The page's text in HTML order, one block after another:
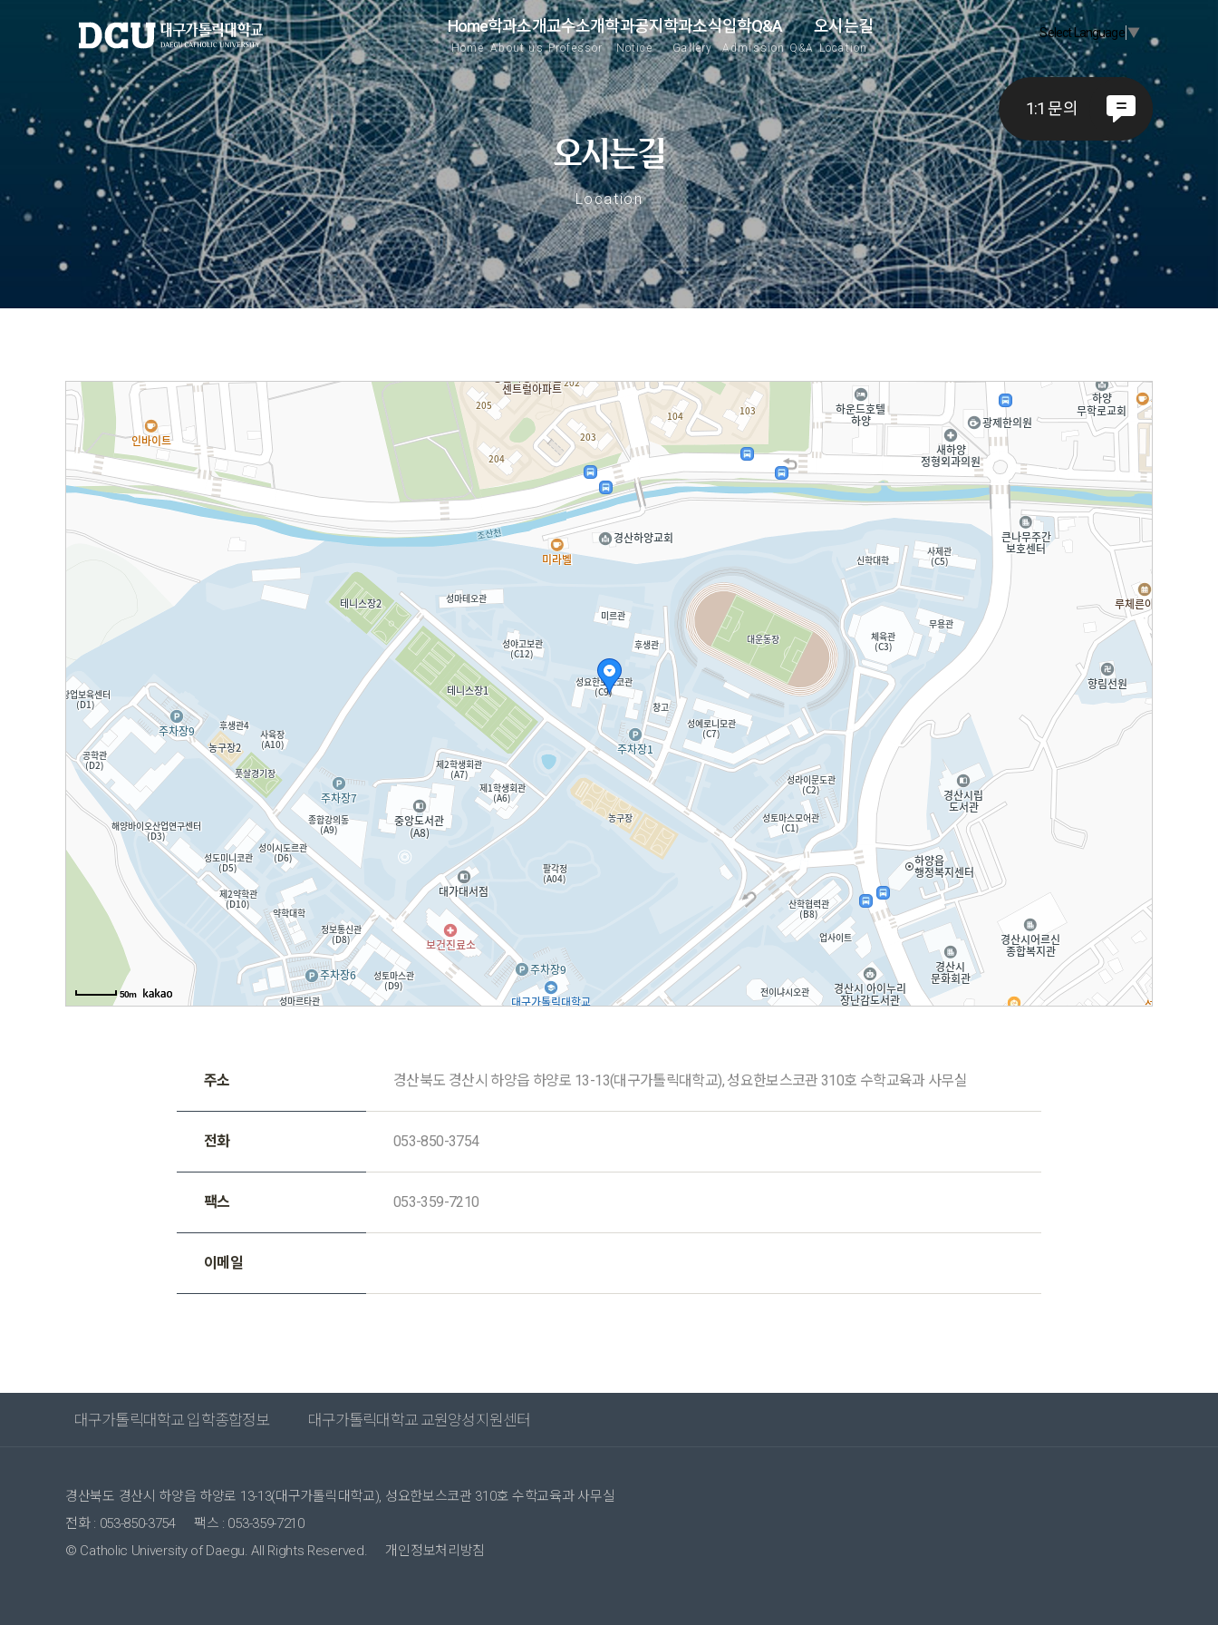
Home
Home
학과소개
About us
교수소개
Professor
학과공지
Notice
학과소식
Gallery
입학Q&A
Admission Q&A
오시는길
Location
Select Language▼
1:1 문의
오시는길
Location
50m
주소 경산북도 경산시 하양읍 하양로 13-13(대구가톨릭대학교), 성요한보스코관 310호 수학교육과 사무실
전화 053-850-3754
팩스 053-359-7210
이메일
대구가톨릭대학교 입학종합정보 대구가톨릭대학교 교원양성지원센터
경산북도 경산시 하양읍 하양로 13-13(대구가톨릭대학교), 성요한보스코관 310호 수학교육과 사무실
전화 : 053-850-3754
팩스 : 053-359-7210
© Catholic University of Daegu. All Rights Reserved.
개인정보처리방침